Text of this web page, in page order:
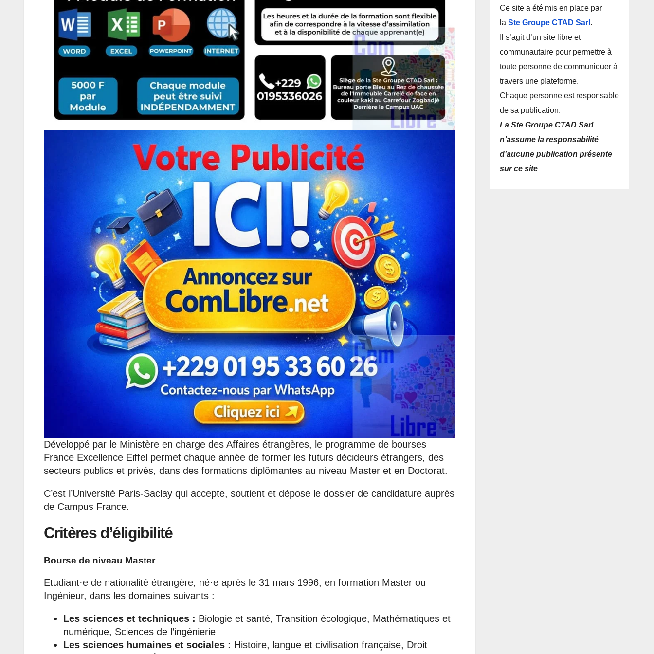
Développé par le Ministère en charge des Affaires étrangères, le programme de bourses
France Excellence Eiffel permet chaque année de former les futurs décideurs étrangers, des
secteurs publics et privés, dans des formations diplômantes au niveau Master et en Doctorat.
C’est l’Université Paris-Saclay qui accepte, soutient et dépose le dossier de candidature auprès
de Campus France.
Critères d’éligibilité
Bourse de niveau Master
Etudiant·e de nationalité étrangère, né·e après le 31 mars 1996, en formation Master ou
Ingénieur, dans les domaines suivants :
Les sciences et techniques : Biologie et santé, Transition écologique, Mathématiques et
numérique, Sciences de l’ingénierie
Les sciences humaines et sociales : Histoire, langue et civilisation française, Droit
Ce site a été mis en place par
la Ste Groupe CTAD Sarl .
Il s’agit d’un site libre et
communautaire pour permettre à
toute personne de communiquer à
travers une plateforme.
Chaque personne est responsable
de sa publication.
La Ste Groupe CTAD Sarl
n’assume la responsabilité
d’aucune publication présente
sur ce site